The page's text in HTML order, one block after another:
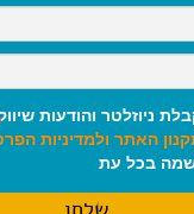
ניוזלטר והודעות
האתר ולמדיניות
בכל עת